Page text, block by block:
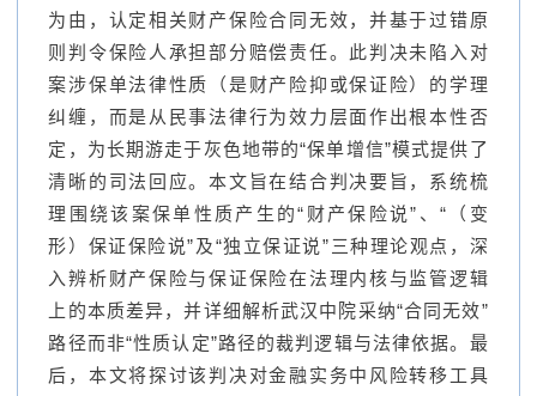
为由，认定相关财产保险合同无效，并基于过错原
则判令保险人承担部分赔偿责任。此判决未陷入对
案涉保单法律性质（是财产险抑或保证险）的学理
纠缠，而是从民事法律行为效力层面作出根本性否
定，为长期游走于灰色地带的“保单增信”模式提供了
清晰的司法回应。本文旨在结合判决要旨，系统梳
理围绕该案保单性质产生的“财产保险说”、“（变
形）保证保险说”及“独立保证说”三种理论观点，深
入辨析财产保险与保证保险在法理内核与监管逻辑
上的本质差异，并详细解析武汉中院采纳“合同无效”
路径而非“性质认定”路径的裁判逻辑与法律依据。最
后，本文将探讨该判决对金融实务中风险转移工具